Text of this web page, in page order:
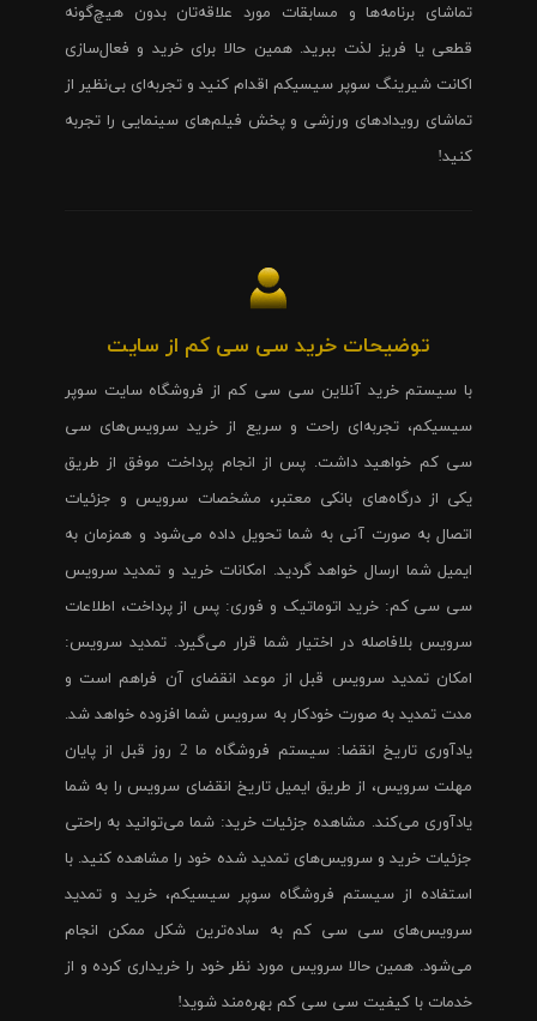
تماشای برنامه‌ها و مسابقات مورد علاقه‌تان بدون هیچ‌گونه
قطعی یا فریز لذت ببرید. همین حالا برای خرید و فعال‌سازی
اکانت شیرینگ سوپر سیسیکم اقدام کنید و تجربه‌ای بی‌نظیر از
تماشای رویدادهای ورزشی و پخش فیلم‌های سینمایی را تجربه
کنید!
توضیحات خرید سی سی کم از سایت
با سیستم خرید آنلاین سی سی کم از فروشگاه سایت سوپر
سیسیکم، تجربه‌ای راحت و سریع از خرید سرویس‌های سی
سی کم خواهید داشت. پس از انجام پرداخت موفق از طریق
یکی از درگاه‌های بانکی معتبر، مشخصات سرویس و جزئیات
اتصال به صورت آنی به شما تحویل داده می‌شود و همزمان به
ایمیل شما ارسال خواهد گردید. امکانات خرید و تمدید سرویس
سی سی کم: خرید اتوماتیک و فوری: پس از پرداخت، اطلاعات
سرویس بلافاصله در اختیار شما قرار می‌گیرد. تمدید سرویس:
امکان تمدید سرویس قبل از موعد انقضای آن فراهم است و
مدت تمدید به صورت خودکار به سرویس شما افزوده خواهد شد.
یادآوری تاریخ انقضا: سیستم فروشگاه ما 2 روز قبل از پایان
مهلت سرویس، از طریق ایمیل تاریخ انقضای سرویس را به شما
یادآوری می‌کند. مشاهده جزئیات خرید: شما می‌توانید به راحتی
جزئیات خرید و سرویس‌های تمدید شده خود را مشاهده کنید. با
استفاده از سیستم فروشگاه سوپر سیسیکم، خرید و تمدید
سرویس‌های سی سی کم به ساده‌ترین شکل ممکن انجام
می‌شود. همین حالا سرویس مورد نظر خود را خریداری کرده و از
خدمات با کیفیت سی سی کم بهره‌مند شوید!